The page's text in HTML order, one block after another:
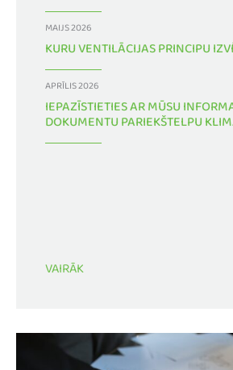
MAIJS 2026
KURU VENTILĀCIJAS PRINCIPU
APRĪLIS 2026
IEPAZĪSTIETIES AR MŪSU
DOKUMENTU PARIEKŠTELPU
VAIRĀK